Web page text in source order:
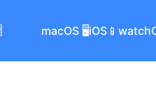
macOS 🖥iOS📱